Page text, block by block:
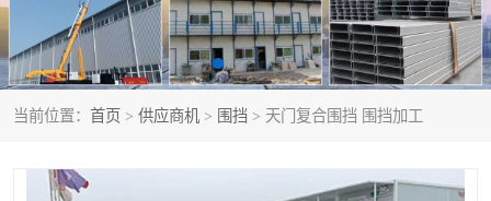
当前位置： 首页 > 供应商机 > 围挡 > 天门复合围挡 围挡加工
CZ型钢 FRP采光板
PC多层板 PC耐力板
建筑围挡 楼层板
新型活动房 压型彩钢板